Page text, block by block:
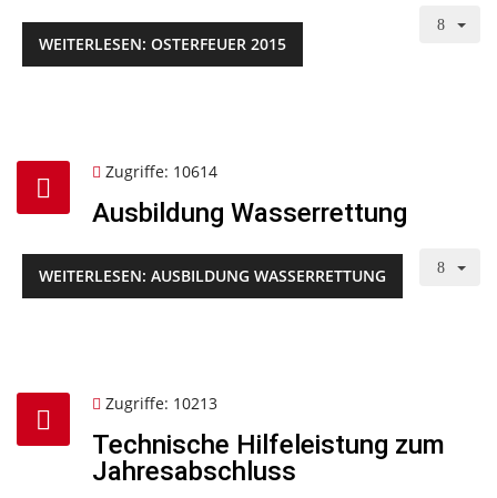
WEITERLESEN: OSTERFEUER 2015
Zugriffe: 10614
Ausbildung Wasserrettung
WEITERLESEN: AUSBILDUNG WASSERRETTUNG
Zugriffe: 10213
Technische Hilfeleistung zum
Jahresabschluss